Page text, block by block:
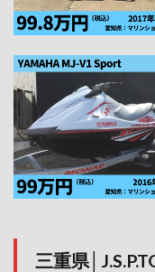
三重県